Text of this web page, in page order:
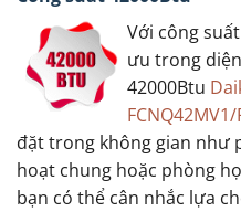
Với công
ưu trong
42000Btu
FCNQ42MV1/
đặt trong không gian như
hoạt chung hoặc phòng
bạn có thể cân nhắc lựa